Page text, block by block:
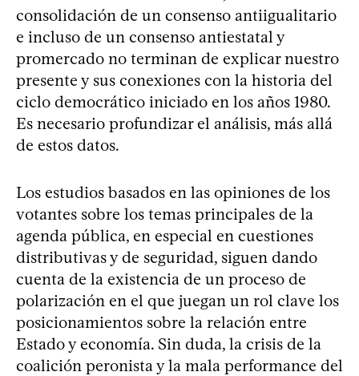
consolidación de un consenso antiigualitario
e incluso de un consenso antiestatal y
promercado no terminan de explicar nuestro
presente y sus conexiones con la historia del
ciclo democrático iniciado en los años 1980.
Es necesario profundizar el análisis, más allá
de estos datos.
Los estudios basados en las opiniones de los
votantes sobre los temas principales de la
agenda pública, en especial en cuestiones
distributivas y de seguridad, siguen dando
cuenta de la existencia de un proceso de
polarización en el que juegan un rol clave los
posicionamientos sobre la relación entre
Estado y economía. Sin duda, la crisis de la
coalición peronista y la mala performance del